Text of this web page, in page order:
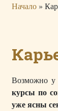
Начало»
Возможно у
курсы по
уже ясны